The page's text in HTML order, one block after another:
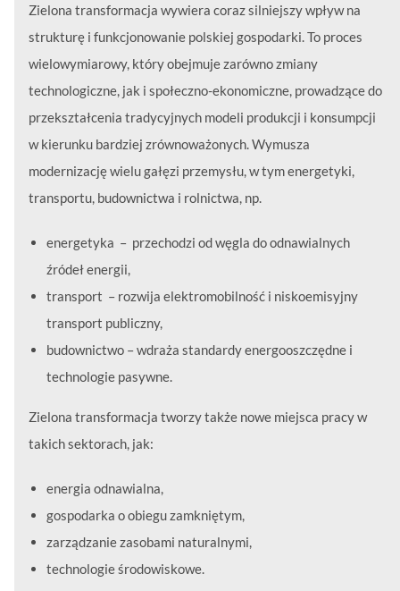
Zielona transformacja wywiera coraz silniejszy wpływ na
strukturę i funkcjonowanie polskiej gospodarki. To proces
wielowymiarowy, który obejmuje zarówno zmiany
technologiczne, jak i społeczno-ekonomiczne, prowadzące do
przekształcenia tradycyjnych modeli produkcji i konsumpcji
w kierunku bardziej zrównoważonych. Wymusza
modernizację wielu gałęzi przemysłu, w tym energetyki,
transportu, budownictwa i rolnictwa, np.
energetyka – przechodzi od węgla do odnawialnych
źródeł energii,
transport – rozwija elektromobilność i niskoemisyjny
transport publiczny,
budownictwo – wdraża standardy energooszczędne i
technologie pasywne.
Zielona transformacja tworzy także nowe miejsca pracy w
takich sektorach, jak:
energia odnawialna,
gospodarka o obiegu zamkniętym,
zarządzanie zasobami naturalnymi,
technologie środowiskowe.